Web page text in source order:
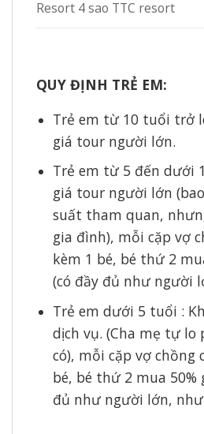
Resort 4 sao TTC resort
QUY ĐỊNH TRẺ EM:
Trẻ em từ 10 tuổi trở
giá tour người lớn.
Trẻ em từ 5 đến dưới
giá tour người lớn
suất tham quan,
gia đình), mỗi cặp vợ
kèm 1 bé, bé thứ 2
(có đầy đủ như người
Trẻ em dưới 5 tuổi :
dịch vụ. (Cha mẹ tự lo
có), mỗi cặp vợ chồng
bé, bé thứ 2 mua 50%
đủ như người lớn,